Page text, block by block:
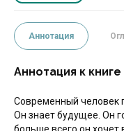
Аннотация
Аннотация к
Современный человек
Он знает будущее. Он